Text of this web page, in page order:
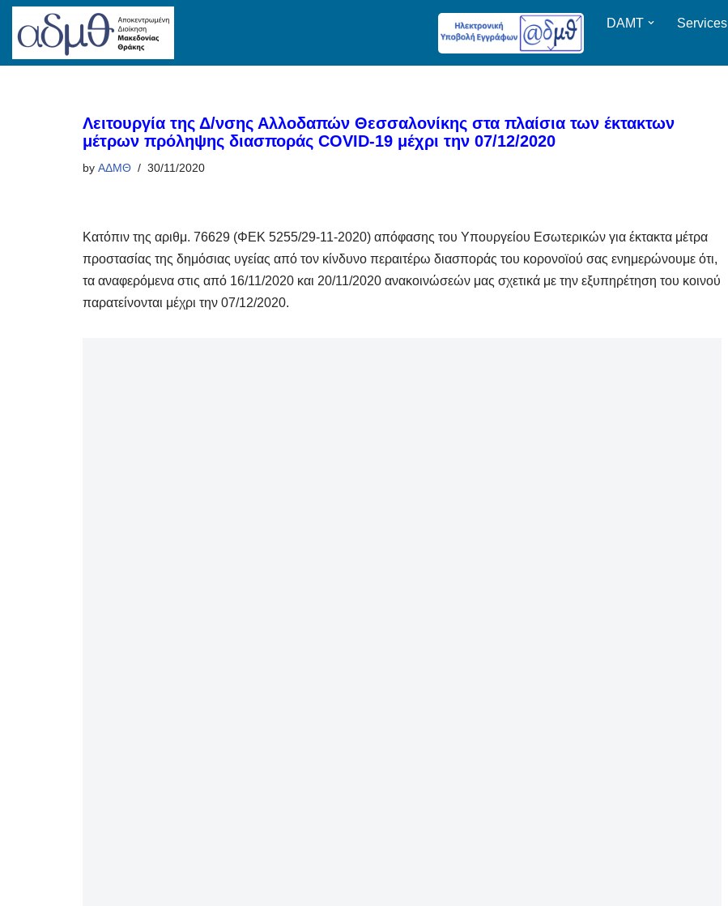
Skip
to
DAMT Services
Λειτουργία της Δ/νσης Αλλοδαπών Θεσσαλονίκης στα πλαίσια των έκτακτων
μέτρων πρόληψης διασποράς COVID-19 μέχρι την 07/12/2020
by ΑΔΜΘ 30/11/2020
Κατόπιν της αριθμ. 76629 (ΦΕΚ 5255/29-11-2020) απόφασης του Υπουργείου Εσωτερικών για έκτακτα μέτρα
προστασίας της δημόσιας υγείας από τον κίνδυνο περαιτέρω διασποράς του κορονοϊού σας ενημερώνουμε ότι,
τα αναφερόμενα στις από 16/11/2020 και 20/11/2020 ανακοινώσεών μας σχετικά με την εξυπηρέτηση του κοινού
παρατείνονται μέχρι την 07/12/2020.